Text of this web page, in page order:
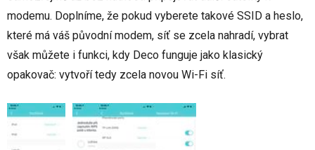
modemu. Doplníme, že pokud vyberete takové SSID a heslo,
které má váš původní modem, síť se zcela nahradí, vybrat
však můžete i funkci, kdy Deco funguje jako klasický
opakovač: vytvoří tedy zcela novou Wi-Fi síť.